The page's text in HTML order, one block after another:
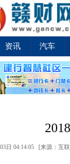
资讯 汽车
03日 04:14:05 [来源：互